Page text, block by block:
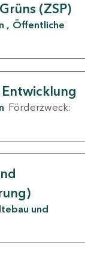
(ZSP)
Öffentliche
Förderzweck:
und